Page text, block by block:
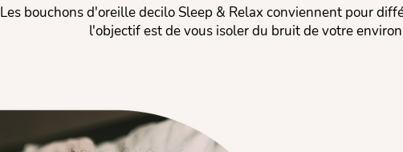
Les bouchons d'oreille decilo Sleep & Relax conviennent pour
l'objectif est de vous isoler du bruit de votre